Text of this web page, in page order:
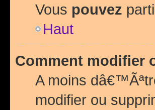
Vous pouvez
Haut
Comment modifier
A moins
modifier ou